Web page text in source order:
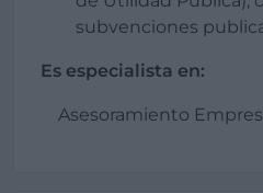
subvenciones
Es especialista en:
Asesoramiento